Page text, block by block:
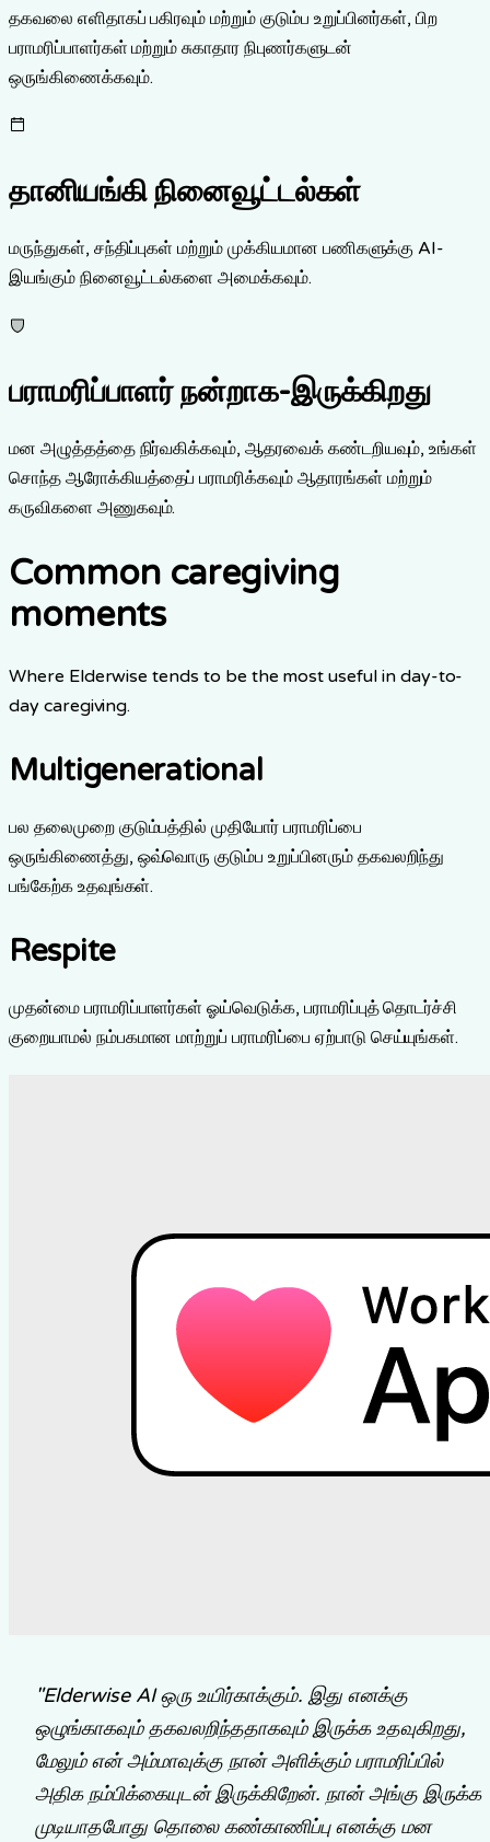
தகவலை எளிதாகப் பகிரவும் மற்றும் குடும்ப உறுப்பினர்கள், பிற
பராமரிப்பாளர்கள் மற்றும் சுகாதார நிபுணர்களுடன்
ஒருங்கிணைக்கவும்.
தானியங்கி நினைவூட்டல்கள்
மருந்துகள், சந்திப்புகள் மற்றும் முக்கியமான பணிகளுக்கு AI-
இயங்கும் நினைவூட்டல்களை அமைக்கவும்.
பராமரிப்பாளர் நன்றாக-இருக்கிறது
மன அழுத்தத்தை நிர்வகிக்கவும், ஆதரவைக் கண்டறியவும், உங்கள்
சொந்த ஆரோக்கியத்தைப் பராமரிக்கவும் ஆதாரங்கள் மற்றும்
கருவிகளை அணுகவும்.
Common caregiving
moments
Where Elderwise tends to be the most useful in day-to-
day caregiving.
Multigenerational
பல தலைமுறை குடும்பத்தில் முதியோர் பராமரிப்பை
ஒருங்கிணைத்து, ஒவ்வொரு குடும்ப உறுப்பினரும் தகவலறிந்து
பங்கேற்க உதவுங்கள்.
Respite
முதன்மை பராமரிப்பாளர்கள் ஓய்வெடுக்க, பராமரிப்புத் தொடர்ச்சி
குறையாமல் நம்பகமான மாற்றுப் பராமரிப்பை ஏற்பாடு செய்யுங்கள்.
"Elderwise AI ஒரு உயிர்காக்கும். இது எனக்கு
ஒழுங்காகவும் தகவலறிந்ததாகவும் இருக்க உதவுகிறது,
மேலும் என் அம்மாவுக்கு நான் அளிக்கும் பராமரிப்பில்
அதிக நம்பிக்கையுடன் இருக்கிறேன். நான் அங்கு இருக்க
முடியாதபோது தொலை கண்காணிப்பு எனக்கு மன